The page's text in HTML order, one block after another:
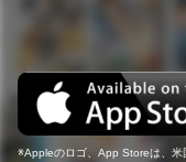
Appleのロゴ、App Storeは、